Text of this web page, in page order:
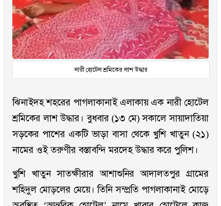
নারী হোটেল শ্রমিকের লাশ উদ্ধার
ঝিনাইদহ শহরের পাগলাকানাই এলাকায় এক নারী হোটেল
শ্রমিকের লাশ উদ্ধার। বুধবার (১৩ মে) সকালে সায়াদাতিয়া
সড়কের পাশের একটি ভাড়া বাসা থেকে খুশি খাতুন (২১)
নামের ওই তরুণীর বস্তাবন্দি মরদেহ উদ্ধার করে পুলিশ।
খুশি খাতুন সাতক্ষীরার আশাশুনির আদালতপুর গ্রামের
শহিদুল মোড়লের মেয়ে। তিনি সম্প্রতি পাগলাকানাই মোড়ে